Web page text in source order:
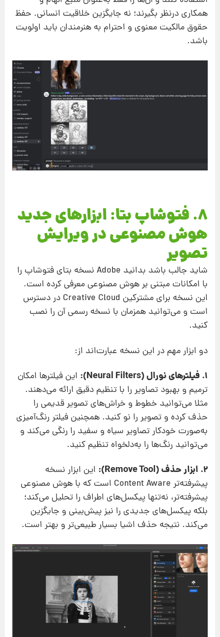
همکاری درنظر بگیرند؛ نه جایگزین خلاقیت انسانی. حفظ
حقوق مالکیت معنوی و احترام به هنرمندان باید اولویت
باشد.
۸. فتوشاپ بتا: ابزارهای جدید
هوش مصنوعی در ویرایش
تصویر
شاید جالب باشد بدانید Adobe نسخه بتای فتوشاپ را
با امکانات مبتنی بر هوش مصنوعی معرفی کرده است.
این نسخه برای مشترکین Creative Cloud در دسترس
است و می‌توانید همزمان با نسخه رسمی آن را نصب
کنید.
دو ابزار مهم در این نسخه عبارت‌اند از:
1. فیلترهای نورال (Neural Filters):
این فیلترها امکان
ترمیم و بهبود تصاویر را با تنظیم دقیق ارائه می‌دهند.
مثلا می‌توانید خطوط و خراش‌های تصویر قدیمی را
حذف کرده و تصویر را نو کنید. همچنین فیلتر رنگ‌آمیزی
به‌صورت خودکار تصاویر سیاه و سفید را رنگی می‌کند و
می‌توانید رنگ‌ها را به‌دلخواه تنظیم کنید.
2. ابزار حذف (Remove Tool):
این ابزار نسخه
پیشرفته‌تر Content Aware است که با هوش مصنوعی
پیشرفته‌تر، نه‌تنها پیکسل‌های اطراف را تحلیل می‌کند؛
بلکه پیکسل‌های جدیدی را نیز پیش‌بینی و جایگزین
می‌کند. نتیجه حذف اشیا بسیار طبیعی‌تر و بهتر است.